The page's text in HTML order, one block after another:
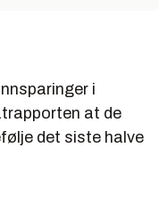
i
at de
det siste halve